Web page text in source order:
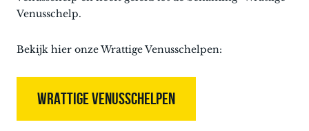
Venusschelp.
Bekijk hier onze Wrattige Venusschelpen:
WRATTIGE VENUSSCHELPEN